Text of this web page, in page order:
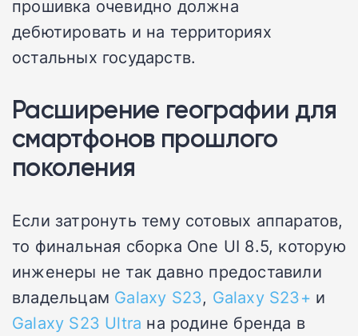
прошивка очевидно должна
дебютировать и на территориях
остальных государств.
Расширение географии для
смартфонов прошлого
поколения
Если затронуть тему сотовых аппаратов,
то финальная сборка One UI 8.5, которую
инженеры не так давно предоставили
владельцам Galaxy S23, Galaxy S23+ и
Galaxy S23 Ultra на родине бренда в